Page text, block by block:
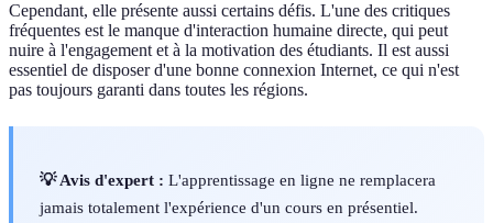
Cependant, elle présente aussi certains défis. L'une des critiques
fréquentes est le manque d'interaction humaine directe, qui peut
nuire à l'engagement et à la motivation des étudiants. Il est aussi
essentiel de disposer d'une bonne connexion Internet, ce qui n'est
pas toujours garanti dans toutes les régions.
💡 Avis d'expert : L'apprentissage en ligne ne remplacera
jamais totalement l'expérience d'un cours en présentiel.